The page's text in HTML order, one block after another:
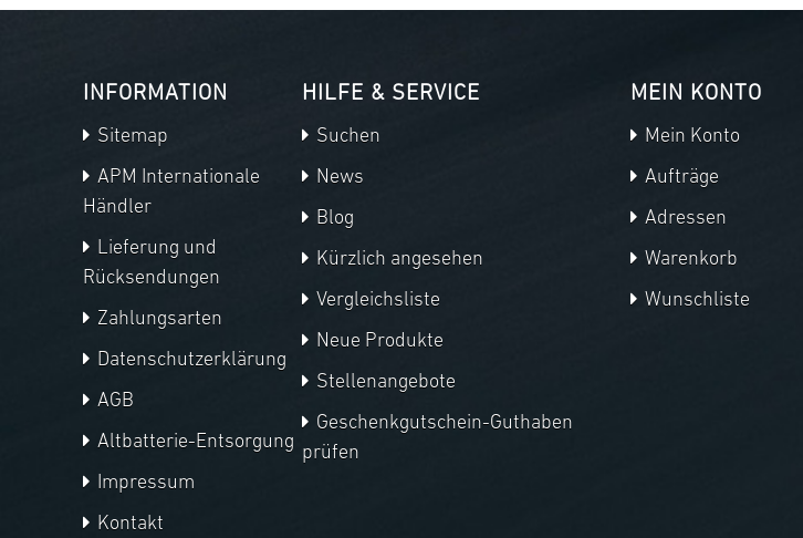
INFORMATION
Sitemap
APM Internationale
Händler
Lieferung und
Rücksendungen
Zahlungsarten
Datenschutzerklärung
AGB
Altbatterie-Entsorgung
Impressum
Kontakt
HILFE & SERVICE
Suchen
News
Blog
Kürzlich angesehen
Vergleichsliste
Neue Produkte
Stellenangebote
Geschenkgutschein-Guthaben
prüfen
MEIN KONTO
Mein Konto
Aufträge
Adressen
Warenkorb
Wunschliste